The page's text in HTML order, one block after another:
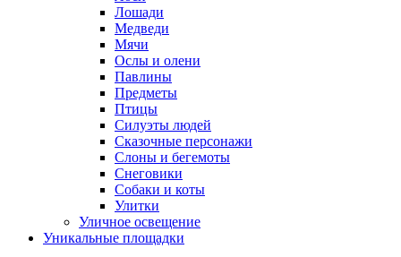
Лошади
Медведи
Мячи
Ослы и олени
Павлины
Предметы
Птицы
Силуэты людей
Сказочные персонажи
Слоны и бегемоты
Снеговики
Собаки и коты
Улитки
Уличное освещение
Уникальные площадки